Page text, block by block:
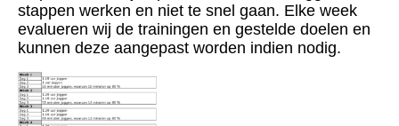
stappen werken en niet te snel gaan. Elke week
evalueren wij de trainingen en gestelde doelen en
kunnen deze aangepast worden indien nodig.